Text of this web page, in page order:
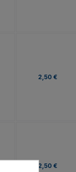
2,50 €
2,50 €